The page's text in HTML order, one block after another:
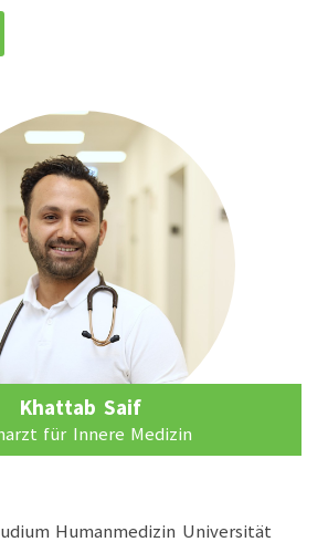
Khattab Saif
für Innere Medizin
Humanmedizin Universität